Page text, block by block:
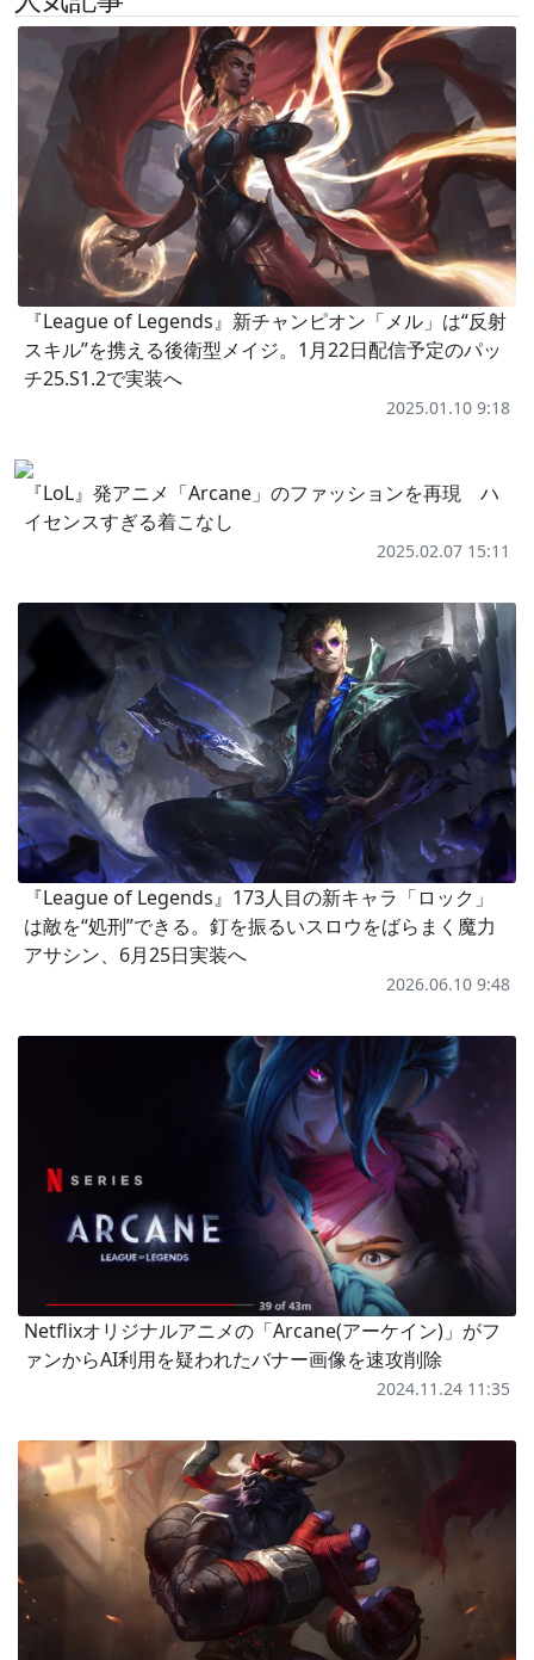
『League of Legends』新チャンピオン「メル」は“反射
スキル”を携える後衛型メイジ。1月22日配信予定のパッ
チ25.S1.2で実装へ
2025.01.10 9:18
『LoL』発アニメ「Arcane」のファッションを再現 ハ
イセンスすぎる着こなし
2025.02.07 15:11
『League of Legends』173人目の新キャラ「ロック」
は敵を“処刑”できる。釘を振るいスロウをばらまく魔力
アサシン、6月25日実装へ
2026.06.10 9:48
Netflixオリジナルアニメの「Arcane(アーケイン)」がフ
ァンからAI利用を疑われたバナー画像を速攻削除
2024.11.24 11:35